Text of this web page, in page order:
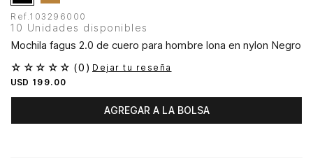
Ref.103296000
10 Unidades disponibles
Mochila fagus 2.0 de cuero para hombre lona en nylon Negro
☆ ☆ ☆ ☆ ☆ (0 ) Dejar tu reseña
USD 199. 00
AGREGAR A LA BOLSA